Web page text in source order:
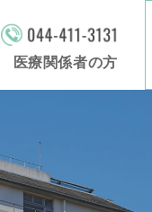
医療関係者の方